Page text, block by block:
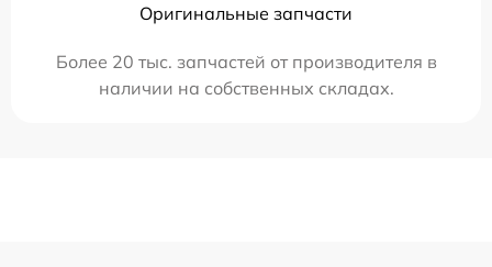
Оригинальные запчасти
Более 20 тыс. запчастей от производителя в
наличии на собственных складах.